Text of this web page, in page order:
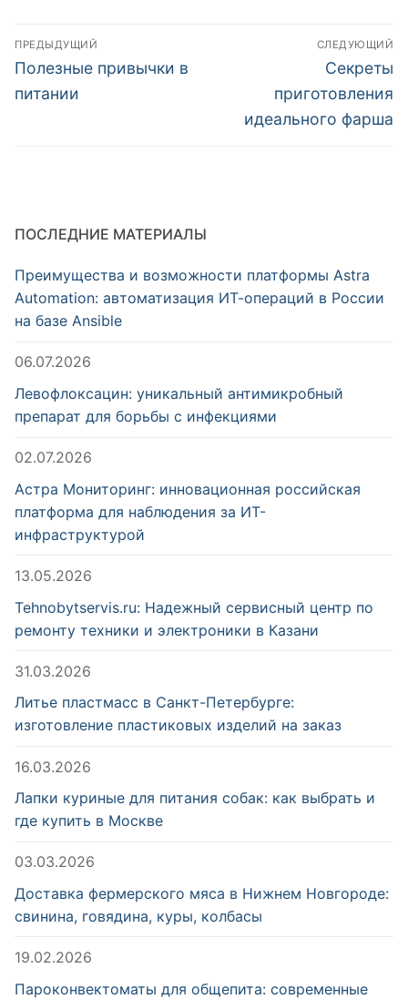
Навигация
по
записям
ПРЕДЫДУЩИЙ
Предыдущая
запись:
Полезные привычки в
питании
СЛЕДУЮЩИЙ
запись:
Секреты
приготовления
идеального фарша
ПОСЛЕДНИЕ МАТЕРИАЛЫ
Преимущества и возможности платформы Astra
Automation: автоматизация ИТ-операций в России
на базе Ansible
06.07.2026
Левофлоксацин: уникальный антимикробный
препарат для борьбы с инфекциями
02.07.2026
Астра Мониторинг: инновационная российская
платформа для наблюдения за ИТ-
инфраструктурой
13.05.2026
Tehnobytservis.ru: Надежный сервисный центр по
ремонту техники и электроники в Казани
31.03.2026
Литье пластмасс в Санкт-Петербурге:
изготовление пластиковых изделий на заказ
16.03.2026
Лапки куриные для питания собак: как выбрать и
где купить в Москве
03.03.2026
Доставка фермерского мяса в Нижнем Новгороде:
свинина, говядина, куры, колбасы
19.02.2026
Пароконвектоматы для общепита: современные